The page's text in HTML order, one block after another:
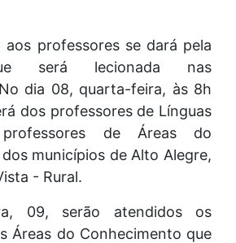
aos professores se dará pela
será lecionada nas
dia 08, quarta-feira, às 8h
dos professores de Línguas
de Áreas do
municípios de Alto Alegre,
- Rural.
09, serão atendidos os
Áreas do Conhecimento que